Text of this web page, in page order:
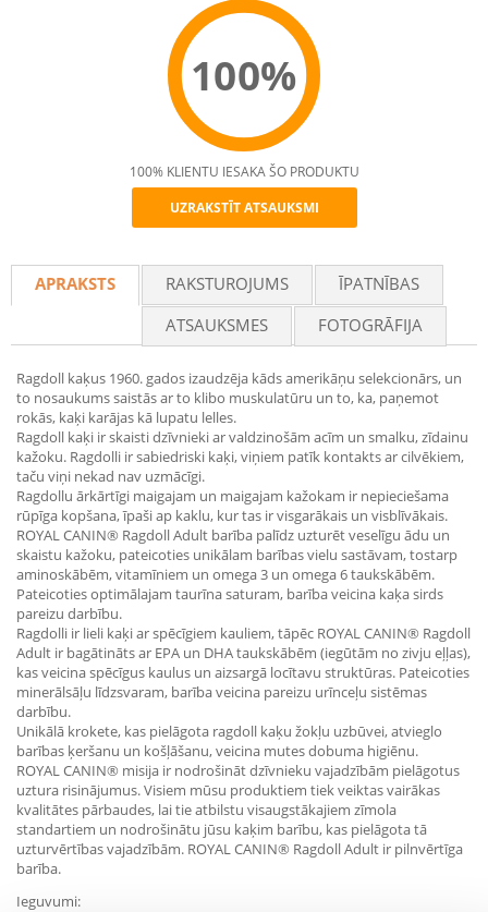
100%
Recommend
100% KLIENTU IESAKA ŠO PRODUKTU
UZRAKSTĪT ATSAUKSMI
APRAKSTS RAKSTUROJUMS
ĪPATNĪBAS
ATSAUKSMES
FOTOGRĀFIJA
Ragdoll kaķus 1960. gados izaudzēja kāds amerikāņu selekcionārs, un
to nosaukums saistās ar to klibo muskulatūru un to, ka, paņemot
rokās, kaķi karājas kā lupatu lelles.
Ragdoll kaķi ir skaisti dzīvnieki ar valdzinošām acīm un smalku, zīdainu
kažoku. Ragdolli ir sabiedriski kaķi, viņiem patīk kontakts ar cilvēkiem,
taču viņi nekad nav uzmācīgi.
Ragdollu ārkārtīgi maigajam un maigajam kažokam ir nepieciešama
rūpīga kopšana, īpaši ap kaklu, kur tas ir visgarākais un visblīvākais.
ROYAL CANIN® Ragdoll Adult barība palīdz uzturēt veselīgu ādu un
skaistu kažoku, pateicoties unikālam barības vielu sastāvam, tostarp
aminoskābēm, vitamīniem un omega 3 un omega 6 taukskābēm.
Pateicoties optimālajam taurīna saturam, barība veicina kaķa sirds
pareizu darbību.
Ragdolli ir lieli kaķi ar spēcīgiem kauliem, tāpēc ROYAL CANIN® Ragdoll
Adult ir bagātināts ar EPA un DHA taukskābēm (iegūtām no zivju eļļas),
kas veicina spēcīgus kaulus un aizsargā locītavu struktūras. Pateicoties
minerālsāļu līdzsvaram, barība veicina pareizu urīnceļu sistēmas
darbību.
Unikālā krokete, kas pielāgota ragdoll kaķu žokļu uzbūvei, atvieglo
barības ķeršanu un košļāšanu, veicina mutes dobuma higiēnu.
ROYAL CANIN® misija ir nodrošināt dzīvnieku vajadzībām pielāgotus
uztura risinājumus. Visiem mūsu produktiem tiek veiktas vairākas
kvalitātes pārbaudes, lai tie atbilstu visaugstākajiem zīmola
standartiem un nodrošinātu jūsu kaķim barību, kas pielāgota tā
uzturvērtības vajadzībām. ROYAL CANIN® Ragdoll Adult ir pilnvērtīga
barība.
Ieguvumi: